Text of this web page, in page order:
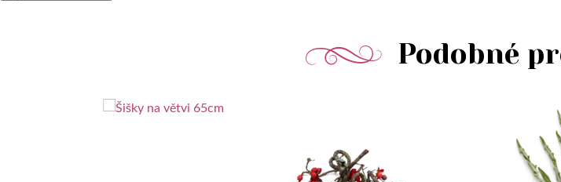
Podobné